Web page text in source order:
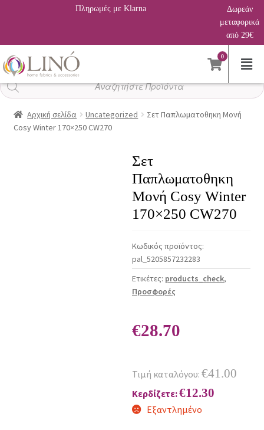
Πληρωμές με Klarna
Δωρεάν
μεταφορικά
από 29€
0
Αναζήτηση
προϊόντων
Αρχική σελίδα Uncategorized
Σετ Παπλωματοθηκη Μονή
Cosy Winter 170×250 CW270
Σετ
Παπλωματοθηκη
Μονή Cosy Winter
170×250 CW270
Κωδικός προϊόντος:
pal_5205857232283
Ετικέτες: products_check,
Προσφορές
€28.70
Τιμή καταλόγου: €41.00
Κερδίζετε:€12.30
Εξαντλημένο